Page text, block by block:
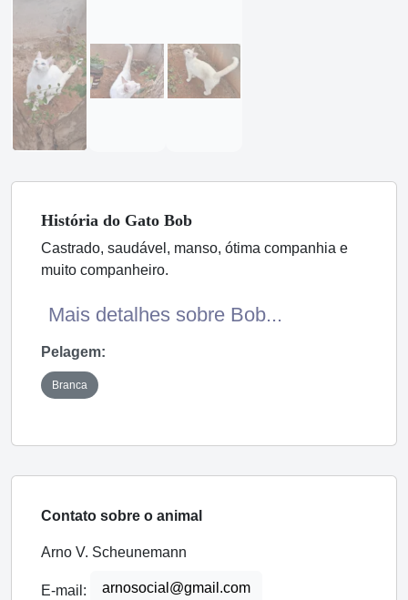
História do Gato Bob
Castrado, saudável, manso, ótima companhia e
muito companheiro.
Mais detalhes sobre Bob...
Pelagem:
Branca
Contato sobre o animal
Arno V. Scheunemann
E-mail: arnosocial@gmail.com